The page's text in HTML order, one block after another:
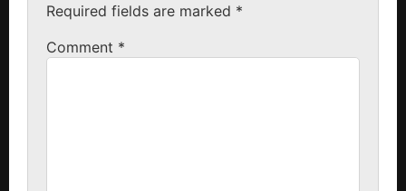
Required fields are marked *
Comment *